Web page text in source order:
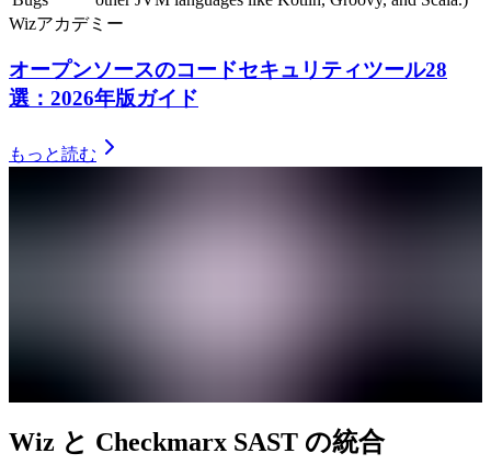
Wizアカデミー
オープンソースのコードセキュリティツール28
選：2026年版ガイド
もっと読む
Wiz と Checkmarx SAST の統合